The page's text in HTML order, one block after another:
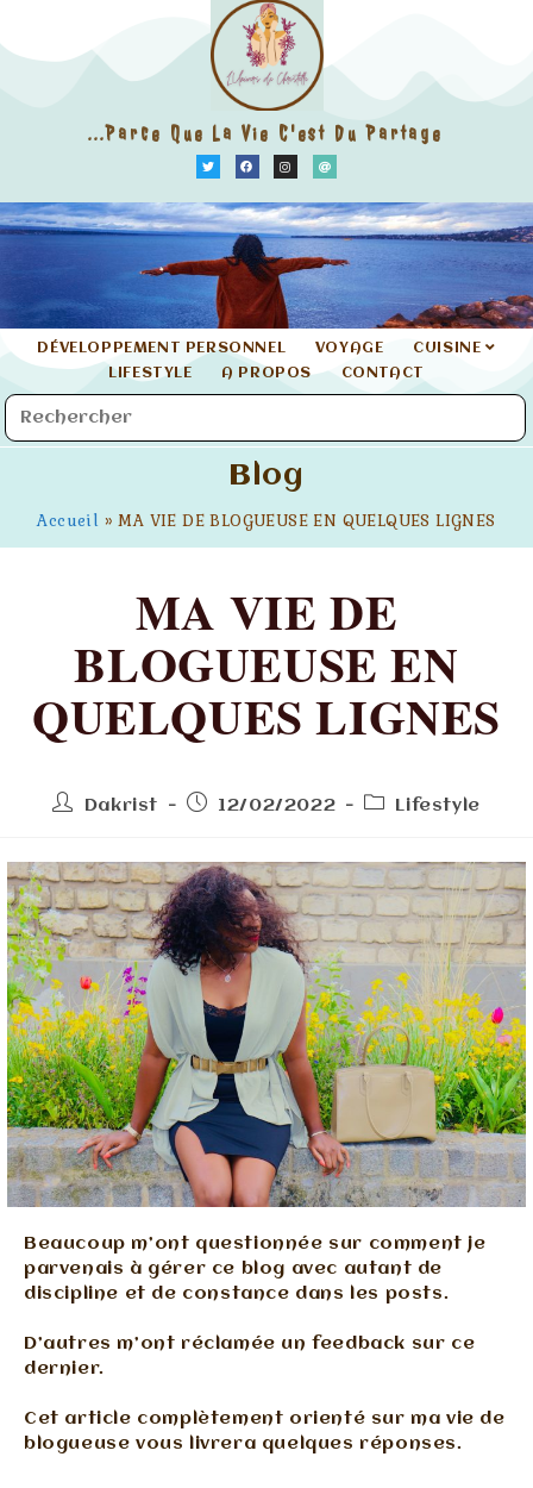
...parce Que La Vie C'est Du Partage
DÉVELOPPEMENT PERSONNEL VOYAGE
CUISINE
LIFESTYLE
A PROPOS CONTACT
Blog
Accueil »MA VIE DE BLOGUEUSE EN QUELQUES LIGNES
MA VIE DE
BLOGUEUSE EN
QUELQUES LIGNES
Dakrist 12/02/2022 Lifestyle
Beaucoup m’ont questionnée sur comment je
parvenais à gérer ce blog avec autant de
discipline et de constance dans les posts.
D’autres m’ont réclamée un feedback sur ce
dernier.
Cet article complètement orienté sur ma vie de
blogueuse vous livrera quelques réponses.